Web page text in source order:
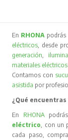
En RHONA podrás
eléctricos , desde
generación
materiales eléctricos
Contamos con
asistida por
¿Qué encuentras
En RHONA
eléctrico , con
cada paso,